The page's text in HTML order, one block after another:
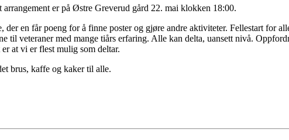
er på Østre Greverud gård 22. mai klokken 18:00.
en får poeng for å finne poster og gjøre andre aktiviteter. Fellestart for
til veteraner med mange tiårs erfaring. Alle kan delta, uansett nivå.
at vi er flest mulig som deltar.
brus, kaffe og kaker til alle.